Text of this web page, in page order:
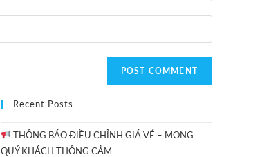
Recent Posts
THÔNG BÁO ĐIỀU CHỈNH GIÁ VÉ – MONG
QUÝ KHÁCH THÔNG CẢM